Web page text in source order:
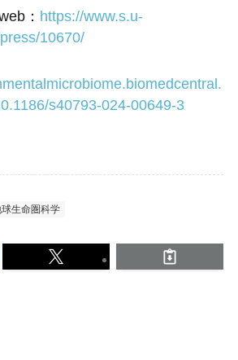
： https://www.s.u-
10670/
s40793-024-00649-3
生命圏科学